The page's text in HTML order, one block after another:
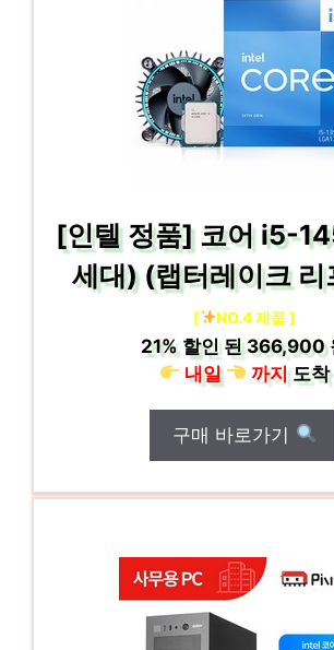
[인텔 정품] 코어 i5-
세대) (랩터레이크 리
[ NO.4 제품 ]
21% 할인 된366,900
내일
까지도착
구매 바로가기